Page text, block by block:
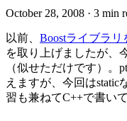
October 28, 2008 · 3 min
以前、 Boostライブラ
を取り上げましたが、
（似せただけです）。
えますが、今回は
習も兼ねてC++で書い